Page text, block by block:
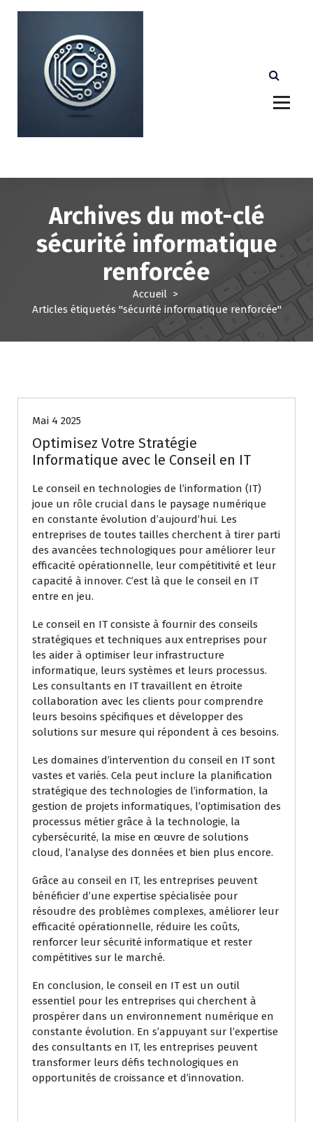
e
Archives du mot-clé
sécurité informatique
renforcée
Accueil>
Articles étiquetés "sécurité informatique renforcée"
Mai 4 2025
Optimisez Votre Stratégie
Informatique avec le Conseil en IT
Le conseil en technologies de l’information (IT)
joue un rôle crucial dans le paysage numérique
en constante évolution d’aujourd’hui. Les
entreprises de toutes tailles cherchent à tirer parti
des avancées technologiques pour améliorer leur
efficacité opérationnelle, leur compétitivité et leur
capacité à innover. C’est là que le conseil en IT
entre en jeu.
Le conseil en IT consiste à fournir des conseils
stratégiques et techniques aux entreprises pour
les aider à optimiser leur infrastructure
informatique, leurs systèmes et leurs processus.
Les consultants en IT travaillent en étroite
collaboration avec les clients pour comprendre
leurs besoins spécifiques et développer des
solutions sur mesure qui répondent à ces besoins.
Les domaines d’intervention du conseil en IT sont
vastes et variés. Cela peut inclure la planification
stratégique des technologies de l’information, la
gestion de projets informatiques, l’optimisation des
processus métier grâce à la technologie, la
cybersécurité, la mise en œuvre de solutions
cloud, l’analyse des données et bien plus encore.
Grâce au conseil en IT, les entreprises peuvent
bénéficier d’une expertise spécialisée pour
résoudre des problèmes complexes, améliorer leur
efficacité opérationnelle, réduire les coûts,
renforcer leur sécurité informatique et rester
compétitives sur le marché.
En conclusion, le conseil en IT est un outil
essentiel pour les entreprises qui cherchent à
prospérer dans un environnement numérique en
constante évolution. En s’appuyant sur l’expertise
des consultants en IT, les entreprises peuvent
transformer leurs défis technologiques en
opportunités de croissance et d’innovation.